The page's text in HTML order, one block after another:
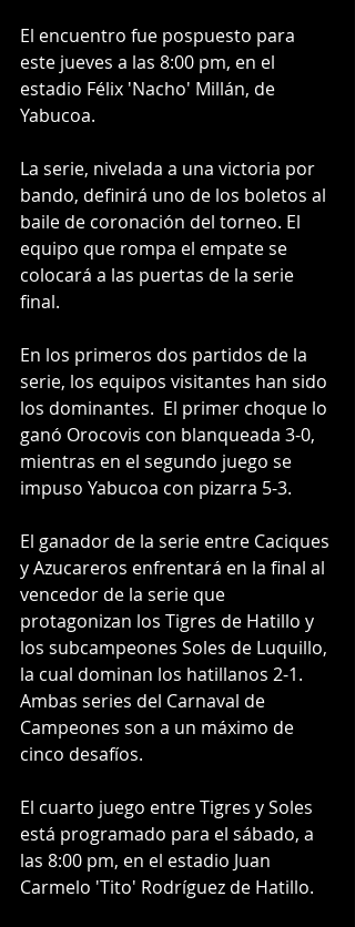
El encuentro fue pospuesto para
este jueves a las 8:00 pm, en el
estadio Félix 'Nacho' Millán, de
Yabucoa.
La serie, nivelada a una victoria por
bando, definirá uno de los boletos al
baile de coronación del torneo. El
equipo que rompa el empate se
colocará a las puertas de la serie
final.
En los primeros dos partidos de la
serie, los equipos visitantes han sido
los dominantes.  El primer choque lo
ganó Orocovis con blanqueada 3-0,
mientras en el segundo juego se
impuso Yabucoa con pizarra 5-3.
El ganador de la serie entre Caciques
y Azucareros enfrentará en la final al
vencedor de la serie que
protagonizan los Tigres de Hatillo y
los subcampeones Soles de Luquillo,
la cual dominan los hatillanos 2-1.
Ambas series del Carnaval de
Campeones son a un máximo de
cinco desafíos.
El cuarto juego entre Tigres y Soles
está programado para el sábado, a
las 8:00 pm, en el estadio Juan
Carmelo 'Tito' Rodríguez de Hatillo.